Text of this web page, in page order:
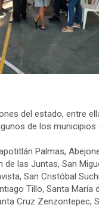
del estado, entre
de los
Palmas,
las Juntas, San
San Cristóbal
Tillo, Santa María
Cruz Zenzontepec,